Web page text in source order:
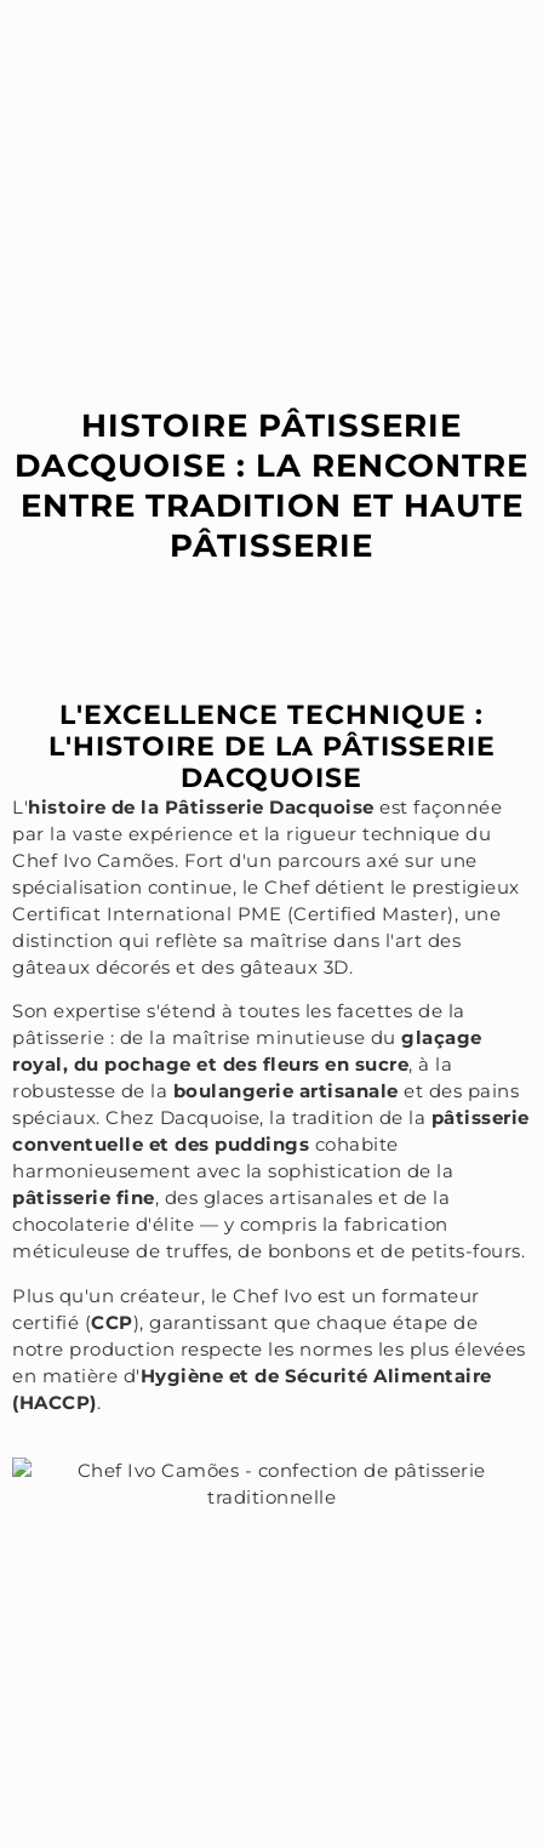
HISTOIRE PÂTISSERIE
DACQUOISE : LA RENCONTRE
ENTRE TRADITION ET HAUTE
PÂTISSERIE
L'EXCELLENCE TECHNIQUE :
L'HISTOIRE DE LA PÂTISSERIE
DACQUOISE
L'histoire de la Pâtisserie Dacquoise est façonnée
par la vaste expérience et la rigueur technique du
Chef Ivo Camões. Fort d'un parcours axé sur une
spécialisation continue, le Chef détient le prestigieux
Certificat International PME (Certified Master), une
distinction qui reflète sa maîtrise dans l'art des
gâteaux décorés et des gâteaux 3D.
Son expertise s'étend à toutes les facettes de la
pâtisserie : de la maîtrise minutieuse du glaçage
royal, du pochage et des fleurs en sucre, à la
robustesse de la boulangerie artisanale et des pains
spéciaux. Chez Dacquoise, la tradition de la pâtisserie
conventuelle et des puddings cohabite
harmonieusement avec la sophistication de la
pâtisserie fine, des glaces artisanales et de la
chocolaterie d'élite — y compris la fabrication
méticuleuse de truffes, de bonbons et de petits-fours.
Plus qu'un créateur, le Chef Ivo est un formateur
certifié (CCP), garantissant que chaque étape de
notre production respecte les normes les plus élevées
en matière d'Hygiène et de Sécurité Alimentaire
(HACCP).